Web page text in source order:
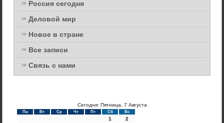
Россия сегодня
Деловой мир
Новое в стране
Все записи
Связь с нами
Сегодня: Пятница, 7 Августа
Пн Вт Ср Чт Пт Сб Вс
1
2